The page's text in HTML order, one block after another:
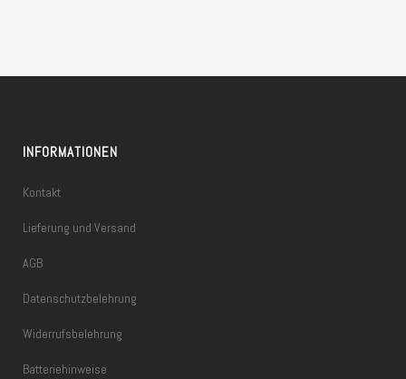
INFORMATIONEN
Kontakt
Lieferung und Versand
AGB
Datenschutzbelehrung
Widerrufsbelehrung
Batteriehinweise